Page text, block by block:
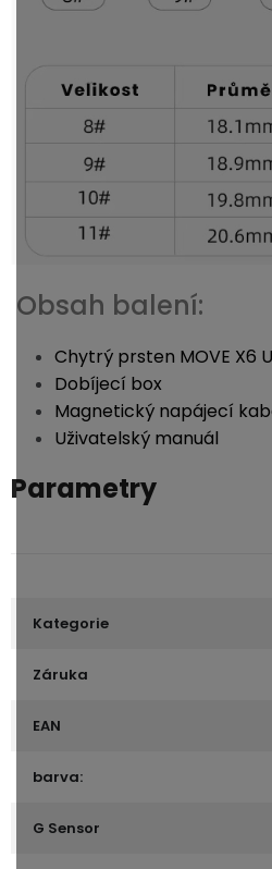
Obsah balení:
Chytrý prsten MOVE X6
Dobíjecí box
Magnetický napájecí
Uživatelský manuál
Parametry
Kategorie
Záruka
EAN
barva:
G Sensor